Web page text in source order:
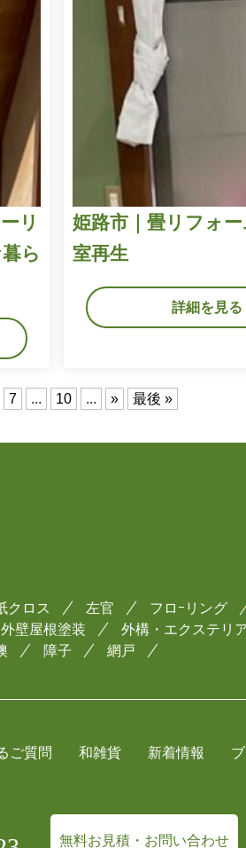
リ
ら
姫路市｜畳リフォ
室再生
詳細を見る
7 ... 10 ... » 最後 »
クロス 左官 フロｰリング
外壁屋根塗装 外構・エクステリ
障子 網戸
ご質問 和雑貨 新着情報
無料お見積・お問い合わせ